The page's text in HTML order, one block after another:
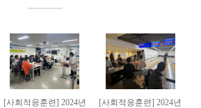
[사회적응훈련] 2024년
[사회적응훈련] 2024년